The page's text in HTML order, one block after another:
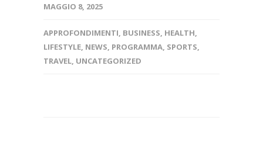
MAGGIO 8, 2025
APPROFONDIMENTI, BUSINESS, HEALTH,
LIFESTYLE, NEWS, PROGRAMMA, SPORTS,
TRAVEL, UNCATEGORIZED